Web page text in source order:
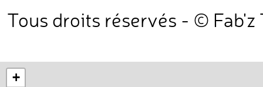
Tous droits réservés - © Fab'z
+